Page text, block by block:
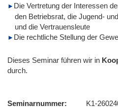
Die Vertretung der Interessen
den Betriebsrat, die Jugend-
und die Vertrauensleute
Die rechtliche Stellung der
Dieses Seminar führen wir in
durch.
Seminarnummer
K1-